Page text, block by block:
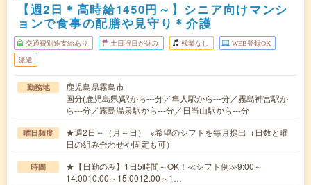
【週2日＊高時給1450円～】シニア向けマンシ
ョンで食事の配膳や見守り＊介護
交通費別途支給あり 土日祝日が休み 残業なし WEB登録OK
派遣
勤務地
鹿児島県霧島市
国分(鹿児島県)駅から---分／隼人駅から---分／霧島神宮駅か
ら---分／霧島温泉駅から---分／日当山駅から---分
曜日頻度
★週2日～（月～日） ※希望のシフトを毎月提出（日数と曜
日の組み合わせや固定も可）
時間
★【日勤のみ】1日5時間～OK！≪シフト例≫9:00～
14:0010:00～15:0012:00～1…